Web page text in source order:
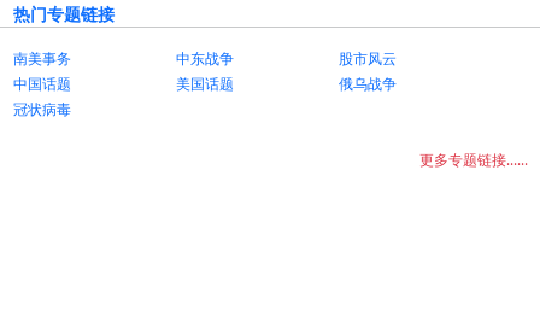
热门专题链接
南美事务 中东战争
股市风云
中国话题
美国话题
俄乌战争
冠状病毒
更多专题链接......